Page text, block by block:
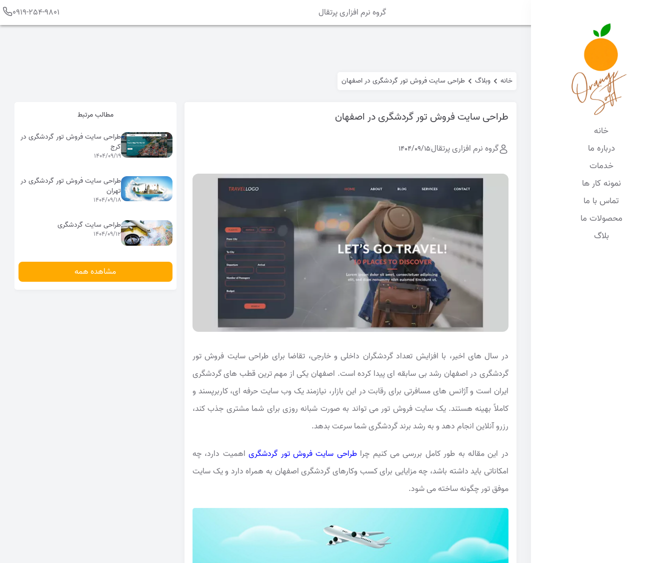
گروه نرم افزاری پرتقال 0919-254-9801
خانه
درباره ما
خدمات
نمونه کار ها
تماس با ما
محصولات ما
بلاگ
خانه وبلاگ طراحی سایت فروش تور گردشگری در اصفهان
طراحی سایت فروش تور گردشگری در اصفهان
گروه نرم افزاری پرتقال1404/09/15
در سال های اخیر، با افزایش تعداد گردشگران داخلی و خارجی، تقاضا برای طراحی سایت فروش تور
گردشگری در اصفهان رشد بی سابقه ای پیدا کرده است. اصفهان یکی از مهم ترین قطب های گردشگری
ایران است و آژانس های مسافرتی برای رقابت در این بازار، نیازمند یک وب سایت حرفه ای، کاربرپسند و
کاملاً بهینه هستند. یک سایت فروش تور می تواند به صورت شبانه روزی برای شما مشتری جذب کند،
رزرو آنلاین انجام دهد و به رشد برند گردشگری شما سرعت بدهد.
در این مقاله به طور کامل بررسی می کنیم چراطراحی سایت فروش تور گردشگریاهمیت دارد، چه
امکاناتی باید داشته باشد، چه مزایایی برای کسب وکارهای گردشگری اصفهان به همراه دارد و یک سایت
موفق تور چگونه ساخته می شود.
مطالب مرتبط
طراحی سایت فروش تور گردشگری در
کرج
1404/09/19
طراحی سایت فروش تور گردشگری در
تهران
1404/09/18
طراحی سایت گردشگری
1404/09/12
مشاهده همه